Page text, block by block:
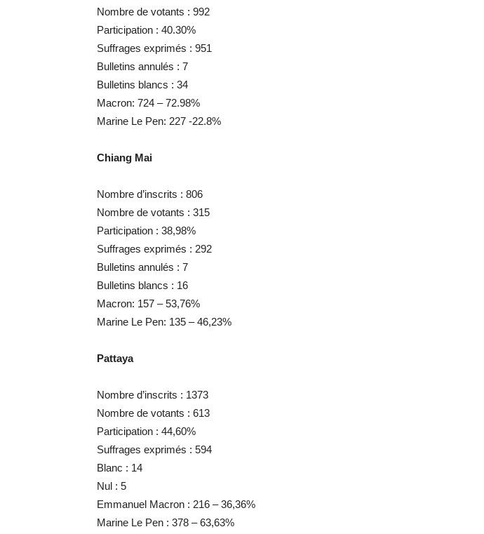
Nombre de votants : 992
Participation : 40.30%
Suffrages exprimés : 951
Bulletins annulés : 7
Bulletins blancs : 34
Macron: 724 – 72.98%
Marine Le Pen: 227 -22.8%
Chiang Mai
Nombre d’inscrits : 806
Nombre de votants : 315
Participation : 38,98%
Suffrages exprimés : 292
Bulletins annulés : 7
Bulletins blancs : 16
Macron: 157 – 53,76%
Marine Le Pen: 135 – 46,23%
Pattaya
Nombre d’inscrits : 1373
Nombre de votants : 613
Participation : 44,60%
Suffrages exprimés : 594
Blanc : 14
Nul : 5
Emmanuel Macron : 216 – 36,36%
Marine Le Pen : 378 – 63,63%